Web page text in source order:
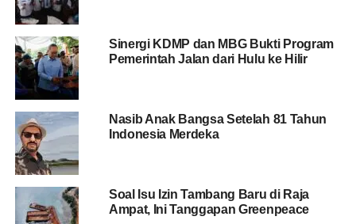
Sinergi KDMP dan MBG Bukti Program
Pemerintah Jalan dari Hulu ke Hilir
Nasib Anak Bangsa Setelah 81 Tahun
Indonesia Merdeka
Soal Isu Izin Tambang Baru di Raja
Ampat, Ini Tanggapan Greenpeace